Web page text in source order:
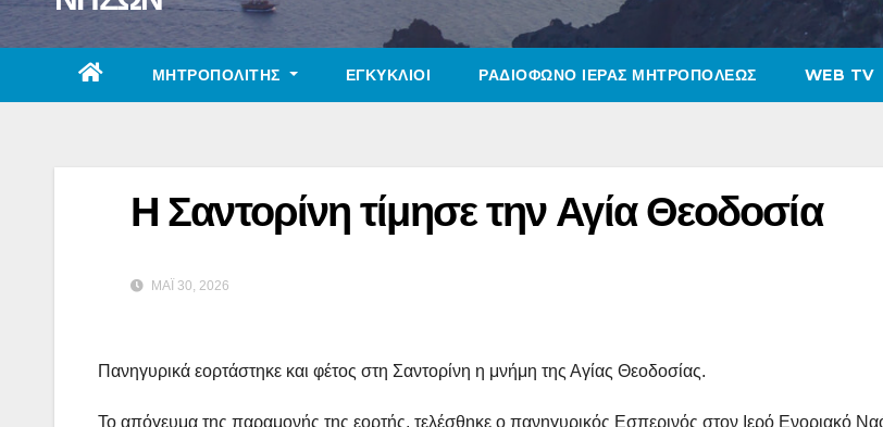
ΜΗΤΡΟΠΟΛΙΤΗΣ ΕΓΚΥΚΛΙΟΙ ΡΑΔΙΟΦΩΝΟ ΙΕΡΑΣ ΜΗΤΡΟΠΟΛΕΩΣ WEB TV
Η Σαντορίνη τίμησε την Αγία Θεοδοσία
ΜΆΙ 30, 2026
Πανηγυρικά εορτάστηκε και φέτος στη Σαντορίνη η μνήμη της Αγίας Θεοδοσίας.
Το απόγευμα της παραμονής της εορτής, τελέσθηκε ο πανηγυρικός Εσπερινός στον Ιερό Ενοριακό